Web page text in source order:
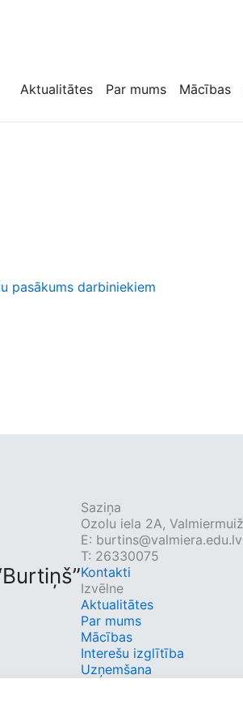
Aktualitātes Par mums Mācības
pasākums darbiniekiem
Saziņa
Ozolu iela 2A,
E: burtins@valmiera.edu.lv
T: 26330075
Kontakti
Izvēlne
Aktualitātes
Par mums
Mācības
Interešu izglītība
Uzņemšana